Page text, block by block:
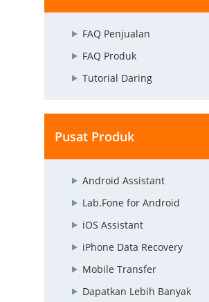
FAQ Penjualan
FAQ Produk
Tutorial Daring
Pusat Produk
Android Assistant
Lab.Fone for Android
iOS Assistant
iPhone Data Recovery
Mobile Transfer
Dapatkan Lebih Banyak